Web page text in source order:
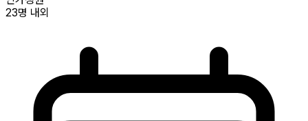
23명 내외